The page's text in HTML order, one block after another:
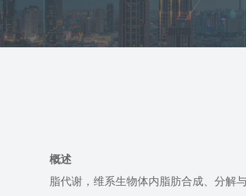
概述
脂代谢，维系生物体内脂肪合成、分解